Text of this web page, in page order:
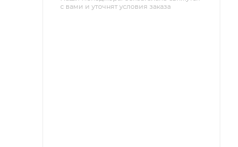
с вами и уточнят условия заказа